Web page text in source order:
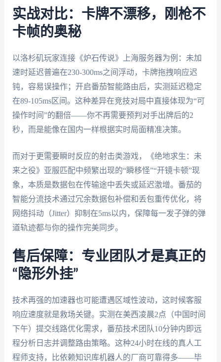
实战对比：卡牌不漂移，刚枪不
卡帧的奥秘
以洛杉矶玩家连接《炉石传说》上海服务器为例：未加
速时延迟普遍在230-300ms之间浮动，卡牌拖拽响应迟
钝，容易误操作；开启番茄智能路由后，实测延迟稳定
在89-105ms区间。这种差异在竞技对局中直接体现为“可
操作时间”的翻倍——你不再需要预判对手出牌后的2
秒，而是能像在国内一样根据实时局面精准决策。
而对于更需要瞬时反应的射击类游戏，《绝地求生：未
来之役》亚服匹配中频繁出现的“瞬移怪”“开镜卡顿”现
象，本质是数据包在传输途中丢失或延迟激增。番茄的
智能分流技术通过冗余数据包补偿和丢包重传优化，将
网络抖动（Jitter）抑制在5ms以内，保障每一发子弹的弹
道轨迹都与你的操作完美同步。
售后保障：专业团队才是真正的
“隐形外挂”
技术再强的加速器也可能遭遇区域性波动，这时候客服
响应速度就是救场关键。实测在美西凌晨2点（中国时间
下午）提交线路优化需求，番茄技术团队10分钟内即远
程分析日志并调整路由策略。这种24小时在线的真人工
程师支持，比依赖知识库机器人的厂商可靠得多——毕